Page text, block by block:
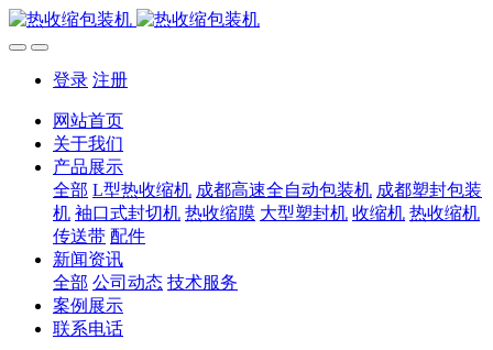
登录 注册
网站首页
关于我们
产品展示
全部 L型热收缩机 成都高速全自动包装机 成都塑封包装
机 袖口式封切机 热收缩膜 大型塑封机 收缩机 热收缩机
传送带 配件
新闻资讯
全部 公司动态 技术服务
案例展示
联系电话